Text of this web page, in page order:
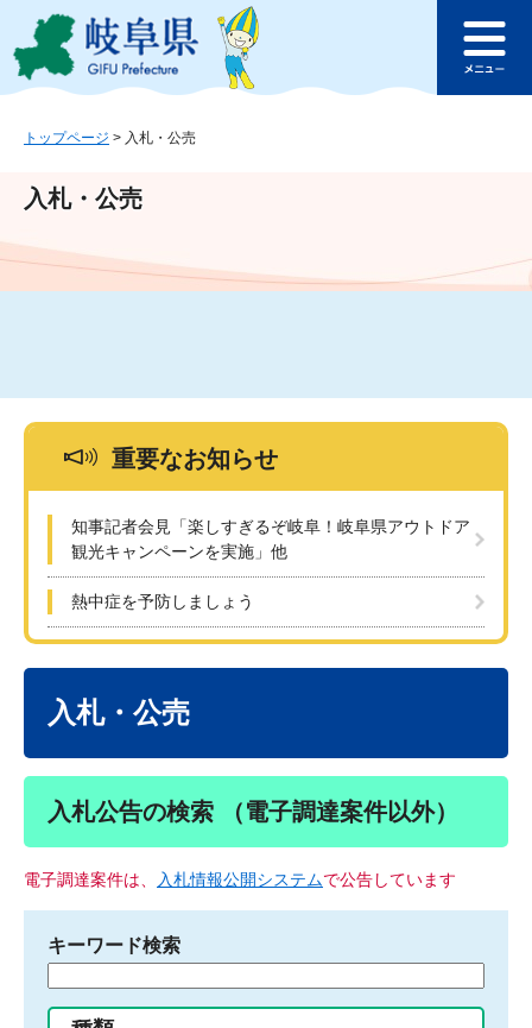
ジ
ュ
文
このページの本文へ
ュ
トップページ > 入札・公売
入札・公売
重要なお知らせ
知事記者会見「楽しすぎるぞ岐阜！岐阜県アウトドア
観光キャンペーンを実施」他
熱中症を予防しましょう
入札・公売
入札公告の検索 （電子調達案件以外）
電子調達案件は、 入札情報公開システムで公告しています
キーワード検索